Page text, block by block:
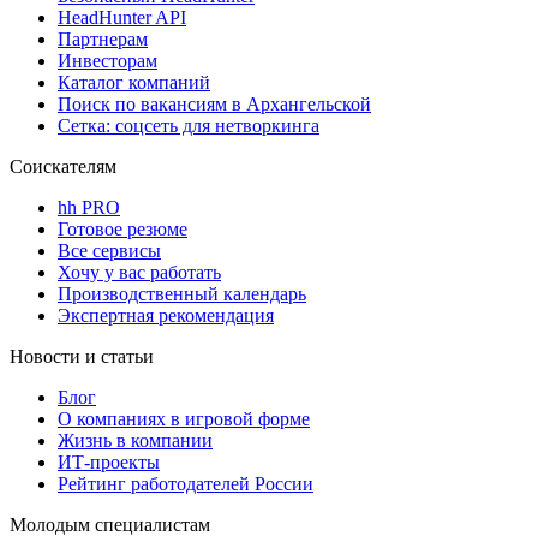
HeadHunter API
Партнерам
Инвесторам
Каталог компаний
Поиск по вакансиям в Архангельской
Сетка: соцсеть для нетворкинга
Соискателям
hh PRO
Готовое резюме
Все сервисы
Хочу у вас работать
Производственный календарь
Экспертная рекомендация
Новости и статьи
Блог
О компаниях в игровой форме
Жизнь в компании
ИТ-проекты
Рейтинг работодателей России
Молодым специалистам